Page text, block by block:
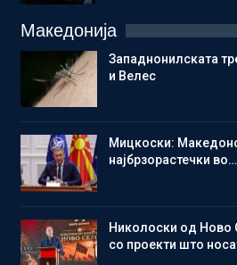
Македонија
Западнонилската
и Велес
Мицкоски:
најбрзорастечки во…
Николоски од
со проекти што